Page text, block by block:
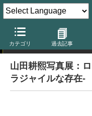
カテゴリ 過去記事
写真展告知
山田耕熙写真展：
ラジャイルな存在-